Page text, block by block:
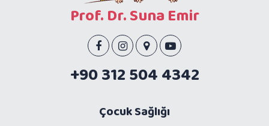
Prof. Dr. Suna Emir
+90 312 504 4342
Çocuk Sağlığı